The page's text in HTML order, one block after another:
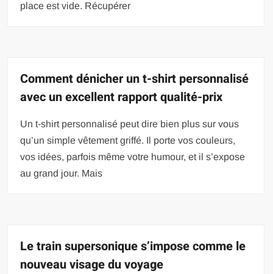
place est vide. Récupérer
Comment dénicher un t-shirt personnalisé
avec un excellent rapport qualité-prix
Un t-shirt personnalisé peut dire bien plus sur vous
qu’un simple vêtement griffé. Il porte vos couleurs,
vos idées, parfois même votre humour, et il s’expose
au grand jour. Mais
Le train supersonique s’impose comme le
nouveau visage du voyage